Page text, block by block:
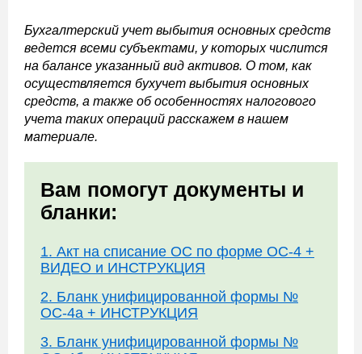
Бухгалтерский учет выбытия основных средств
ведется всеми субъектами, у которых числится
на балансе указанный вид активов. О том, как
осуществляется бухучет выбытия основных
средств, а также об особенностях налогового
учета таких операций расскажем в нашем
материале.
Вам помогут документы и
бланки:
1. Акт на списание ОС по форме ОС-4 +
ВИДЕО и ИНСТРУКЦИЯ
2. Бланк унифицированной формы №
ОС-4а + ИНСТРУКЦИЯ
3. Бланк унифицированной формы №